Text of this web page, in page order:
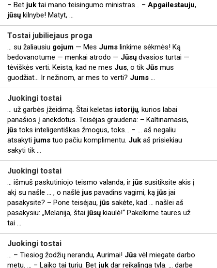
– Bet juk tai mano teisingumo ministras… – Apgailestauju,
jūsų kilnybe! Matyt, ...
Tostai jubiliejaus proga
... su žaliausiu gojum — Mes Jums linkime sėkmės! Ką
bedovanotume — menkai atrodo — Jūsų dvasios turtai —
tėviškės verti. Keista, kad ne mes Jus, o tik Jūs mus
guodžiat… Ir nežinom, ar mes to verti? Jums ...
Juokingi tostai
... už garbės įžeidimą. Štai keletas istorijų, kurios labai
panašios į anekdotus. Teisėjas graudena: – Kaltinamasis,
jūs toks inteligentiškas žmogus, toks… – ... aš negaliu
atsakyti jums tuo pačiu komplimentu. Juk aš prisiekiau
sakyti tik ...
Juokingi tostai
... išmuš paskutiniojo teismo valanda, ir jūs susitiksite akis į
akį su našle ... , o našlė jus pavadins vagimi, ką jūs jai
pasakysite? – Pone teisėjau, jūs sakėte, kad ... našlei aš
pasakysiu: „Melanija, štai jūsų kiaulė!“ Pakelkime taures už
tai ...
Juokingi tostai
... – Tiesiog žodžių nerandu, Aurimai! Jūs vėl miegate darbo
metu. ... – Laiko tai turiu. Bet juk dar reikalinga tyla. ... darbe